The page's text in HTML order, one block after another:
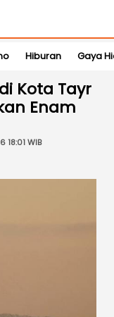
Hiburan Gaya
Kota Tayr
Enam
18:01 WIB